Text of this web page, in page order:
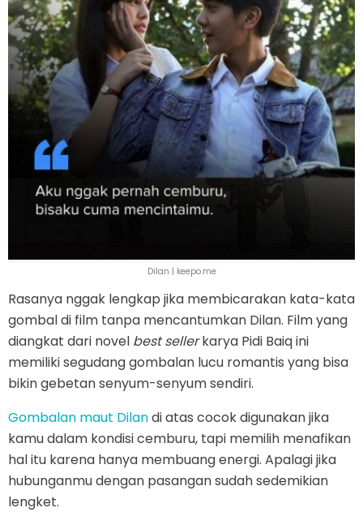
Dilan | keepo.me
Rasanya nggak lengkap jika membicarakan kata-kata
gombal di film tanpa mencantumkan Dilan. Film yang
diangkat dari novel best sellerkarya Pidi Baiq ini
memiliki segudang gombalan lucu romantis yang bisa
bikin gebetan senyum-senyum sendiri.
Gombalan maut Dilandi atas cocok digunakan jika
kamu dalam kondisi cemburu, tapi memilih menafikan
hal itu karena hanya membuang energi. Apalagi jika
hubunganmu dengan pasangan sudah sedemikian
lengket.